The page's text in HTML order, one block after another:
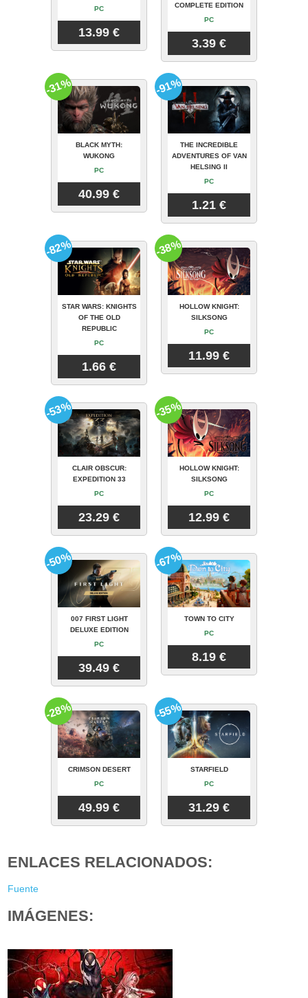
PC
13.99 €
COMPLETE EDITION
PC
3.39 €
BLACK MYTH:
WUKONG
PC
40.99 €
-31%
THE INCREDIBLE
ADVENTURES OF VAN
HELSING II
PC
1.21 €
-91%
STAR WARS: KNIGHTS
OF THE OLD
REPUBLIC
PC
1.66 €
-82%
HOLLOW KNIGHT:
SILKSONG
PC
11.99 €
-38%
CLAIR OBSCUR:
EXPEDITION 33
PC
23.29 €
-53%
HOLLOW KNIGHT:
SILKSONG
PC
12.99 €
-35%
007 FIRST LIGHT
DELUXE EDITION
PC
39.49 €
-50%
TOWN TO CITY
PC
8.19 €
-67%
CRIMSON DESERT
PC
49.99 €
-28%
STARFIELD
PC
31.29 €
-55%
ENLACES RELACIONADOS:
Fuente
IMÁGENES: